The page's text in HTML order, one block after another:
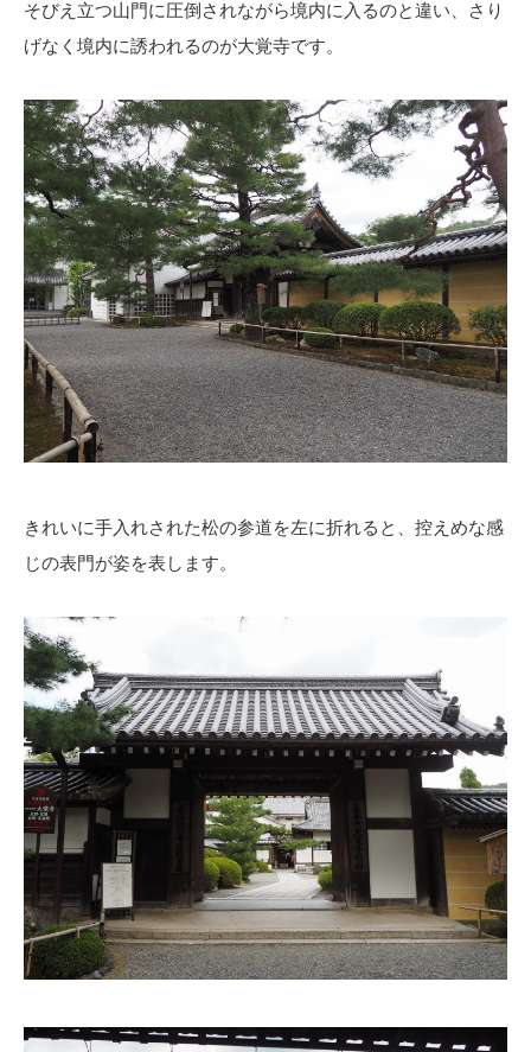
そびえ立つ山門に圧倒されながら境内に入るのと違い、さり
げなく境内に誘われるのが大覚寺です。
きれいに手入れされた松の参道を左に折れると、控えめな感
じの表門が姿を表します。